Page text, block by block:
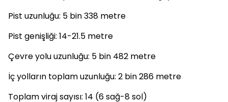
Pist uzunluğu: 5 bin 338 metre
Pist genişliği: 14-21.5 metre
Çevre yolu uzunluğu: 5 bin 482 metre
İç yolların toplam uzunluğu: 2 bin 286 metre
Toplam viraj sayısı: 14 (6 sağ-8 sol)